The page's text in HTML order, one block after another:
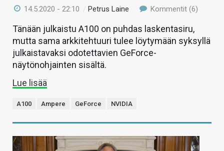
14.5.2020 - 22:10 /Petrus Laine Kommentit (6)
Tänään julkaistu A100 on puhdas laskentasiru,
mutta sama arkkitehtuuri tulee löytymään syksyllä
julkaistavaksi odotettavien GeForce-
näytönohjainten sisältä.
Lue lisää
A100 Ampere GeForce NVIDIA